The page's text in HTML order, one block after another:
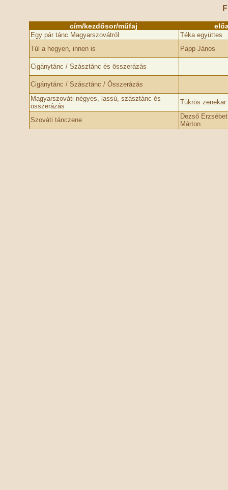
cím/kezdősor/műfaj
Egy pár tánc Magyarszovátról
Téka együttes
Túl a hegyen, innen is
Papp János
Cigánytánc / Szásztánc és összerázás
Cigánytánc / Szásztánc / Összerázás
Magyarszováti négyes, lassú, szásztánc és
összerázás
Tükrös zenekar
Szováti tánczene
Dezső
Márton